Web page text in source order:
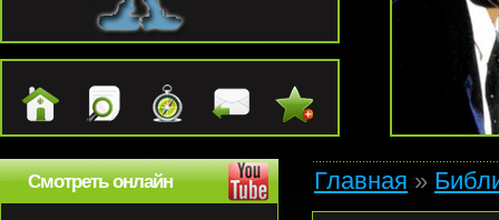
Главная »
Смотреть онлайн